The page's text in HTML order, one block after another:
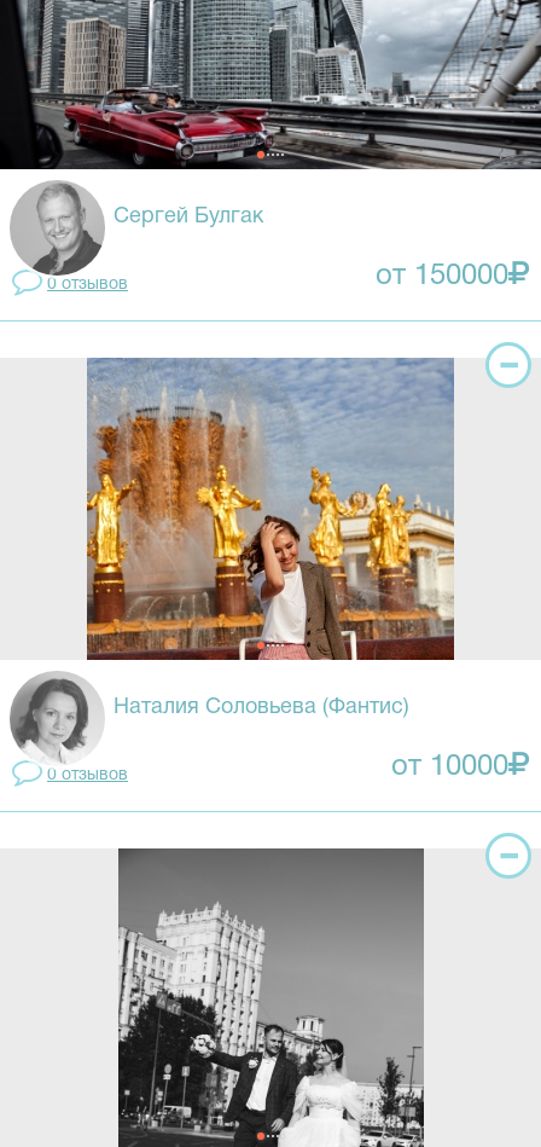
Сергей Булгак
0 отзывов от 150000
Наталия Соловьева (Фантис)
0 отзывов от 10000